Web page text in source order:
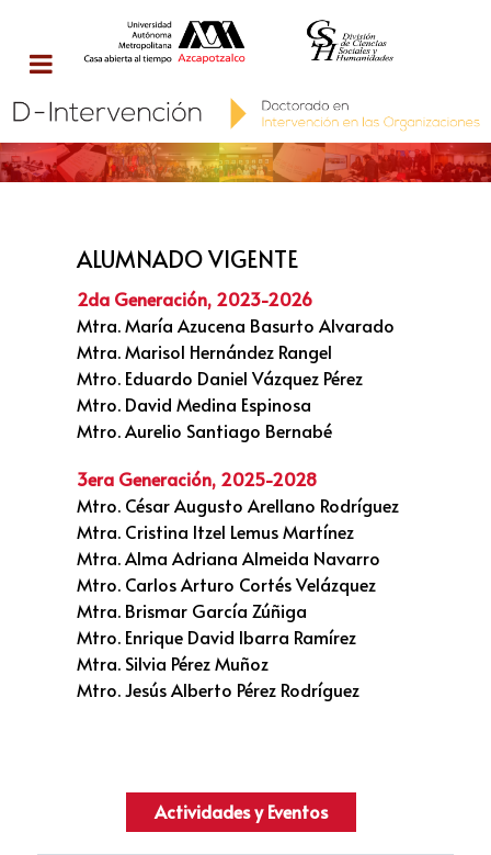
ALUMNADO VIGENTE
2da Generación, 2023-2026
Mtra. María Azucena Basurto Alvarado
Mtra. Marisol Hernández Rangel
Mtro. Eduardo Daniel Vázquez Pérez
Mtro. David Medina Espinosa
Mtro. Aurelio Santiago Bernabé
3era Generación, 2025-2028
Mtro. César Augusto Arellano Rodríguez
Mtra. Cristina Itzel Lemus Martínez
Mtra. Alma Adriana Almeida Navarro
Mtro. Carlos Arturo Cortés Velázquez
Mtra. Brismar García Zúñiga
Mtro. Enrique David Ibarra Ramírez
Mtra. Silvia Pérez Muñoz
Mtro. Jesús Alberto Pérez Rodríguez
Actividades y Eventos